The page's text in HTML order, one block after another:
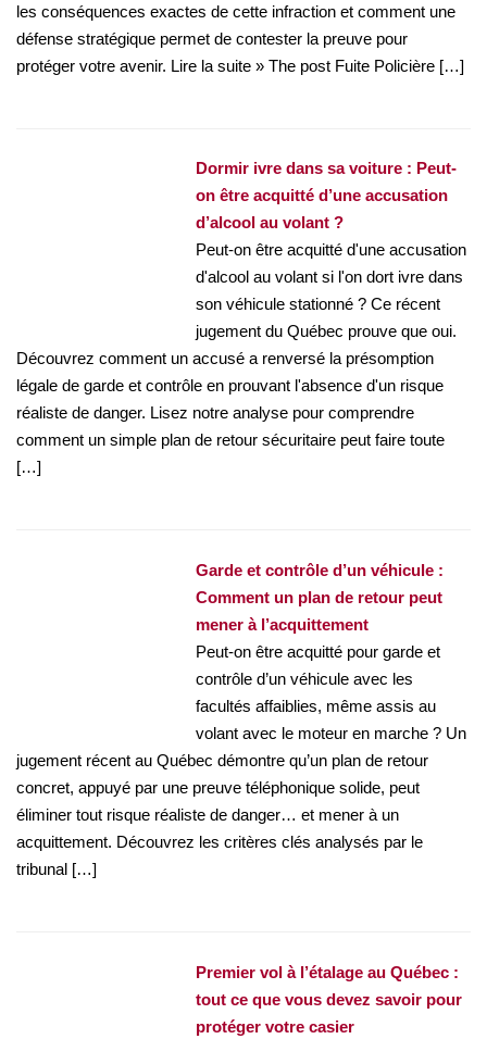
les conséquences exactes de cette infraction et comment une
défense stratégique permet de contester la preuve pour
protéger votre avenir. Lire la suite » The post Fuite Policière […]
Dormir ivre dans sa voiture : Peut-
on être acquitté d’une accusation
d’alcool au volant ?
Peut-on être acquitté d'une accusation
d'alcool au volant si l'on dort ivre dans
son véhicule stationné ? Ce récent
jugement du Québec prouve que oui.
Découvrez comment un accusé a renversé la présomption
légale de garde et contrôle en prouvant l'absence d'un risque
réaliste de danger. Lisez notre analyse pour comprendre
comment un simple plan de retour sécuritaire peut faire toute
[…]
Garde et contrôle d’un véhicule :
Comment un plan de retour peut
mener à l’acquittement
Peut-on être acquitté pour garde et
contrôle d’un véhicule avec les
facultés affaiblies, même assis au
volant avec le moteur en marche ? Un
jugement récent au Québec démontre qu’un plan de retour
concret, appuyé par une preuve téléphonique solide, peut
éliminer tout risque réaliste de danger… et mener à un
acquittement. Découvrez les critères clés analysés par le
tribunal […]
Premier vol à l’étalage au Québec :
tout ce que vous devez savoir pour
protéger votre casier